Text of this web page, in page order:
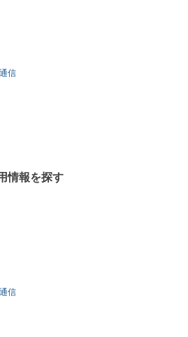
信
情報を探す
信